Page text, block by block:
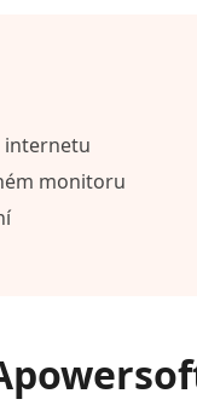
internetu
monitoru